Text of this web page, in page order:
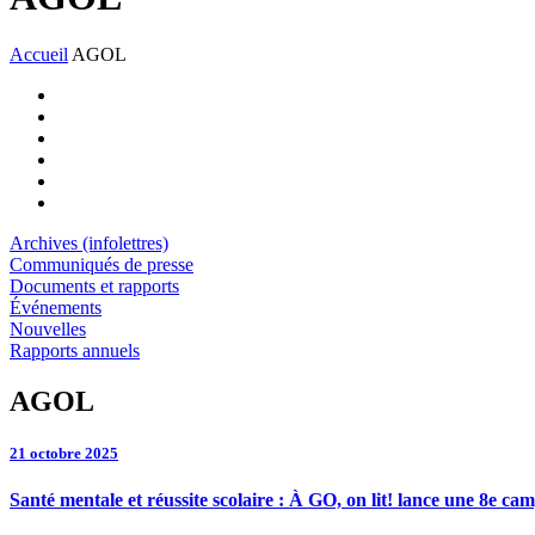
Accueil AGOL
Archives (infolettres)
Communiqués de presse
Documents et rapports
Événements
Nouvelles
Rapports annuels
AGOL
21 octobre 2025
Santé mentale et réussite scolaire : À GO, on lit! lance une 8e